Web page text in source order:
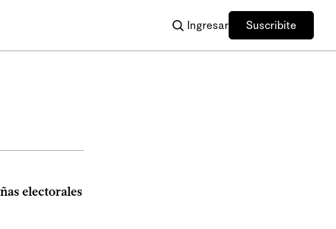
Ingresar Suscribite
electorales